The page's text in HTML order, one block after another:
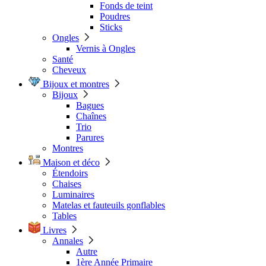
Fonds de teint
Poudres
Sticks
Ongles
Vernis à Ongles
Santé
Cheveux
Bijoux et montres
Bijoux
Bagues
Chaînes
Trio
Parures
Montres
Maison et déco
Étendoirs
Chaises
Luminaires
Matelas et fauteuils gonflables
Tables
Livres
Annales
Autre
1ère Année Primaire